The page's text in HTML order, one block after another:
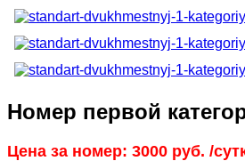
Номер первой
Цена за номер: 3000 руб. /